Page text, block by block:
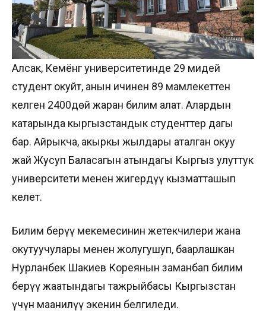
Алсак, Кемёнг университетинде 29 миңдей
студент окуйт, анын ичинен 89 мамлекеттен
келген 2400дөй жаран билим алат. Алардын
катарында кыргызстандык студенттер дагы
бар. Айрыкча, акыркы жылдары аталган окуу
жай Жусуп Баласагын атындагы Кыргыз улуттук
университети менен жигердүү кызматташып
келет.
Билим берүү мекемесинин жетекчилери жана
окутуучулары менен жолугушуп, баарлашкан
Нурланбек Шакиев Кореянын заманбап билим
берүү жаатындагы тажрыйбасы Кыргызстан
үчүн маанилүү экенин белгиледи.